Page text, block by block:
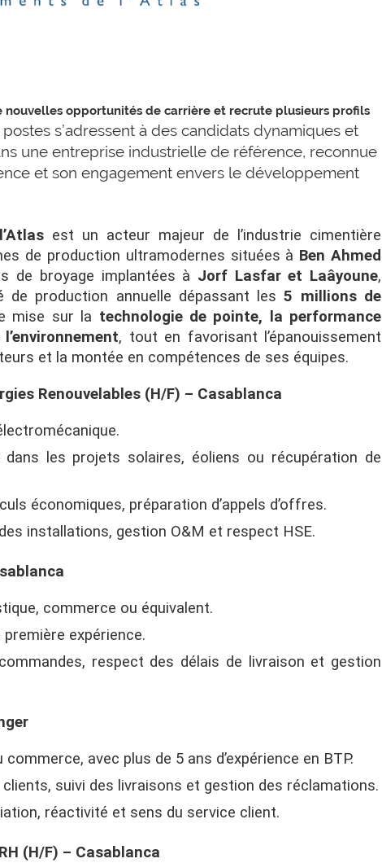
nouvelles opportunités de carrière et recrute plusieurs profils
postes s’adressent à des candidats dynamiques et
une entreprise industrielle de référence, reconnue
et son engagement envers le développement
est un acteur majeur de l’industrie cimentière
de production ultramodernes situées à Ben Ahmed
de broyage implantées à Jorf Lasfar et Laâyoune,
de production annuelle dépassant les5 millions de
mise sur la technologie de pointe, la performance
, tout en favorisant l’épanouissement
et la montée en compétences de ses équipes.
Renouvelables (H/F) – Casablanca
dans les projets solaires, éoliens ou récupération de
économiques, préparation d’appels d’offres.
installations, gestion O&M et respect HSE.
commerce ou équivalent.
expérience.
respect des délais de livraison et gestion
avec plus de 5 ans d’expérience en BTP.
suivi des livraisons et gestion des réclamations.
réactivité et sens du service client.
(H/F) – Casablanca